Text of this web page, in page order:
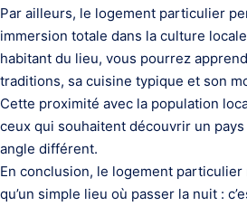
Par ailleurs, le logement particulier
immersion totale dans la culture
habitant du lieu, vous pourrez
traditions, sa cuisine typique et son
Cette proximité avec la population
ceux qui souhaitent découvrir un
angle différent.
En conclusion, le logement
qu’un simple lieu où passer la nuit :